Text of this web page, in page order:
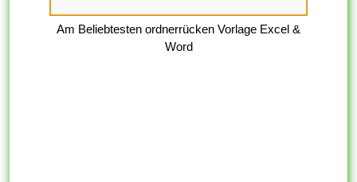
Am Beliebtesten ordnerrücken Vorlage Excel &
Word